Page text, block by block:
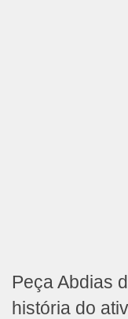
Peça Abdias
história do